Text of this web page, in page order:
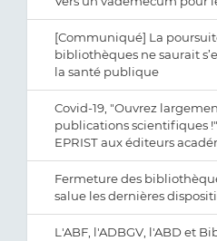
[Communiqué] La
bibliothèques ne saurait
la santé publique
Covid-19, "Ouvrez
publications scientifiques
EPRIST aux éditeurs
Fermeture des
salue les dernières
L'ABF, l'ADBGV, l'ABD et